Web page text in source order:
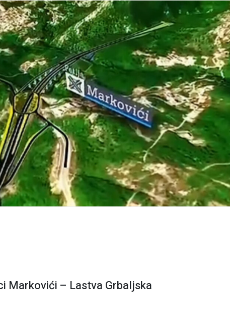
Markovići – Lastva Grbaljska